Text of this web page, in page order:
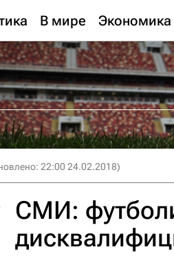
В мире Экономика
22:00 24.02.2018)
СМИ: